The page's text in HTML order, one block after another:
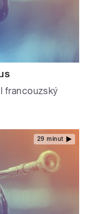
francouzský
29 minut